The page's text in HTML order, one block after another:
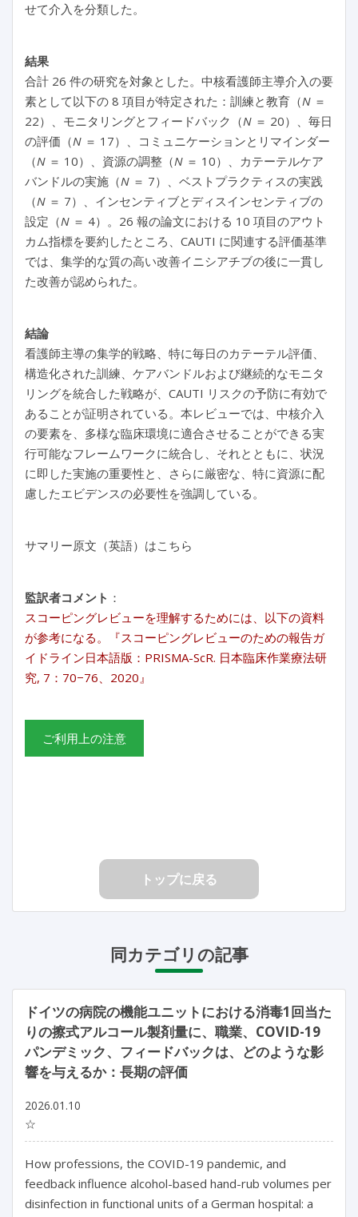
せて介入を分類した。
結果
合計 26 件の研究を対象とした。中核看護師主導介入の要
素として以下の 8 項目が特定された：訓練と教育（N ＝
22）、モニタリングとフィードバック（N ＝ 20）、毎日
の評価（N ＝ 17）、コミュニケーションとリマインダー
（N ＝ 10）、資源の調整（N ＝ 10）、カテーテルケア
バンドルの実施（N ＝ 7）、ベストプラクティスの実践
（N ＝ 7）、インセンティブとディスインセンティブの
設定（N ＝ 4）。26 報の論文における 10 項目のアウト
カム指標を要約したところ、CAUTI に関連する評価基準
では、集学的な質の高い改善イニシアチブの後に一貫し
た改善が認められた。
結論
看護師主導の集学的戦略、特に毎日のカテーテル評価、
構造化された訓練、ケアバンドルおよび継続的なモニタ
リングを統合した戦略が、CAUTI リスクの予防に有効で
あることが証明されている。本レビューでは、中核介入
の要素を、多様な臨床環境に適合させることができる実
行可能なフレームワークに統合し、それとともに、状況
に即した実施の重要性と、さらに厳密な、特に資源に配
慮したエビデンスの必要性を強調している。
サマリー原文（英語）はこちら
監訳者コメント ：
スコーピングレビューを理解するためには、以下の資料
が参考になる。『スコーピングレビューのための報告ガ
イドライン日本語版：PRISMA-ScR. 日本臨床作業療法研
究, 7：70−76、2020』
ご利用上の注意
トップに戻る
同カテゴリの記事
ドイツの病院の機能ユニットにおける消毒1回当た
りの擦式アルコール製剤量に、職業、COVID-19
パンデミック、フィードバックは、どのような影
響を与えるか：長期の評価
2026.01.10
☆
How professions, the COVID-19 pandemic, and
feedback influence alcohol-based hand-rub volumes per
disinfection in functional units of a German hospital: a